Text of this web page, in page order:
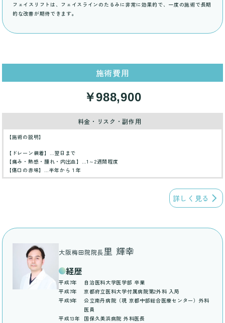
フェイスリフトは、フェイスラインのたるみに非常に効果的で、一度の施術で長期
的な改善が期待できます。
施術費用
￥988,900
料金・リスク・副作用
【施術の説明】
【ドレーン装着】…翌日まで
【痛み・熱感・腫れ・内出血】…1～2週間程度
【傷口の赤味】…半年から１年
詳しく見る
大阪梅田院院長里 輝幸
経歴
平成7年
自治医科大学医学部 卒業
平成7年
京都府立医科大学付属病院第2外科 入局
平成9年
公立南丹病院（現 京都中部総合医療センター）外科
医員
平成13年
国保久美浜病院 外科医長